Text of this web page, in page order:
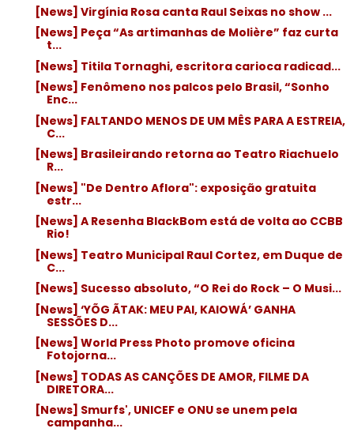
[News] Virgínia Rosa canta Raul Seixas no show ...
[News] Peça “As artimanhas de Molière” faz curta
t...
[News] Titila Tornaghi, escritora carioca radicad...
[News] Fenômeno nos palcos pelo Brasil, “Sonho
Enc...
[News] FALTANDO MENOS DE UM MÊS PARA A ESTREIA,
C...
[News] Brasileirando retorna ao Teatro Riachuelo
R...
[News] "De Dentro Aflora": exposição gratuita
estr...
[News] A Resenha BlackBom está de volta ao CCBB
Rio!
[News] Teatro Municipal Raul Cortez, em Duque de
C...
[News] Sucesso absoluto, “O Rei do Rock – O Musi...
[News] ‘YÕG ÃTAK: MEU PAI, KAIOWÁ’ GANHA
SESSÕES D...
[News] World Press Photo promove oficina
Fotojorna...
[News] TODAS AS CANÇÕES DE AMOR, FILME DA
DIRETORA...
[News] Smurfs', UNICEF e ONU se unem pela
campanha...